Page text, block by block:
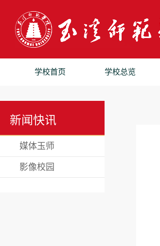
学校首页 学校总览
新闻快讯
媒体玉师
影像校园